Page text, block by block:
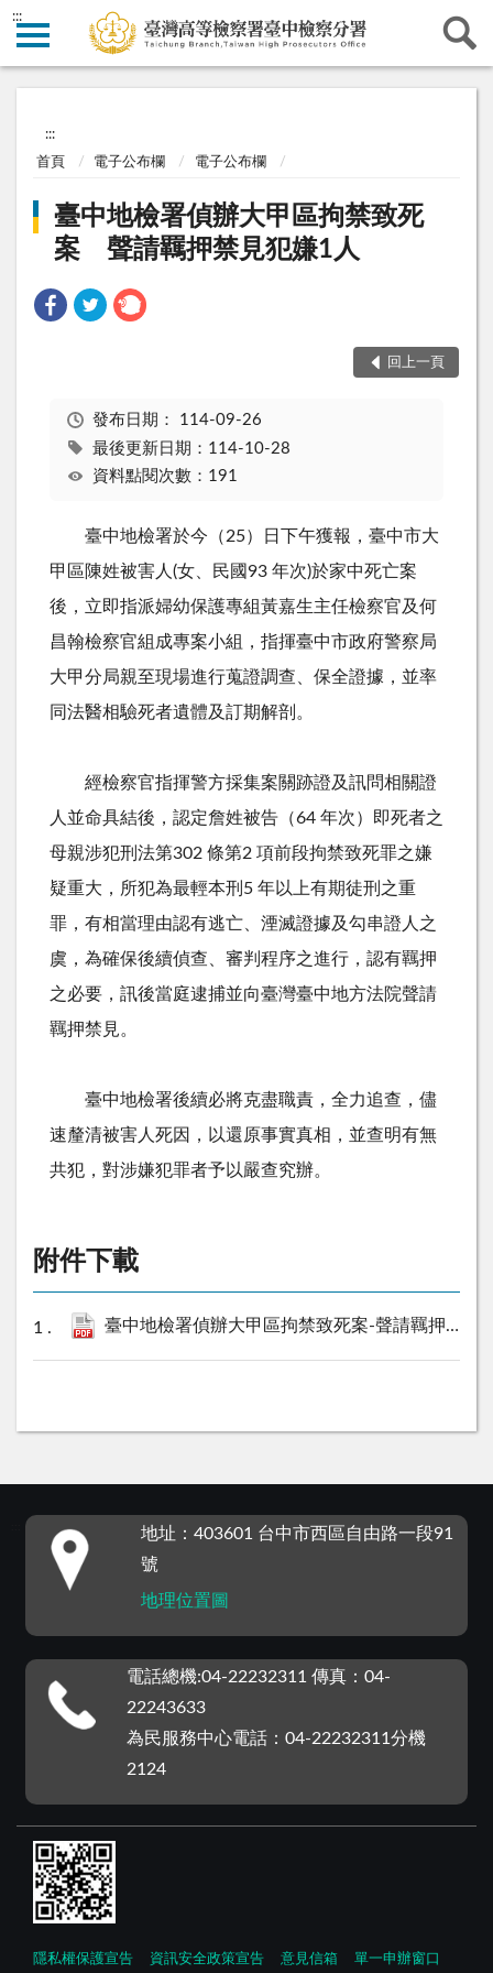
:::
:::
首頁 電子公布欄 電子公布欄
臺中地檢署偵辦大甲區拘禁致死
案 聲請羈押禁見犯嫌1人
回上一頁
發布日期： 114-09-26
最後更新日期：114-10-28
資料點閱次數：191
臺中地檢署於今（25）日下午獲報，臺中市大
甲區陳姓被害人(女、民國93 年次)於家中死亡案
後，立即指派婦幼保護專組黃嘉生主任檢察官及何
昌翰檢察官組成專案小組，指揮臺中市政府警察局
大甲分局親至現場進行蒐證調查、保全證據，並率
同法醫相驗死者遺體及訂期解剖。
經檢察官指揮警方採集案關跡證及訊問相關證
人並命具結後，認定詹姓被告（64 年次）即死者之
母親涉犯刑法第302 條第2 項前段拘禁致死罪之嫌
疑重大，所犯為最輕本刑5 年以上有期徒刑之重
罪，有相當理由認有逃亡、湮滅證據及勾串證人之
虞，為確保後續偵查、審判程序之進行，認有羈押
之必要，訊後當庭逮捕並向臺灣臺中地方法院聲請
羈押禁見。
臺中地檢署後續必將克盡職責，全力追查，儘
速釐清被害人死因，以還原事實真相，並查明有無
共犯，對涉嫌犯罪者予以嚴查究辦。
附件下載
臺中地檢署偵辦大甲區拘禁致死案-聲請羈押禁見犯嫌1人.pdf
地址：403601 台中市西區自由路一段91
號
地理位置圖
電話總機:04-22232311 傳真：04-
22243633
為民服務中心電話：04-22232311分機
2124
隱私權保護宣告 資訊安全政策宣告 意見信箱 單一申辦窗口